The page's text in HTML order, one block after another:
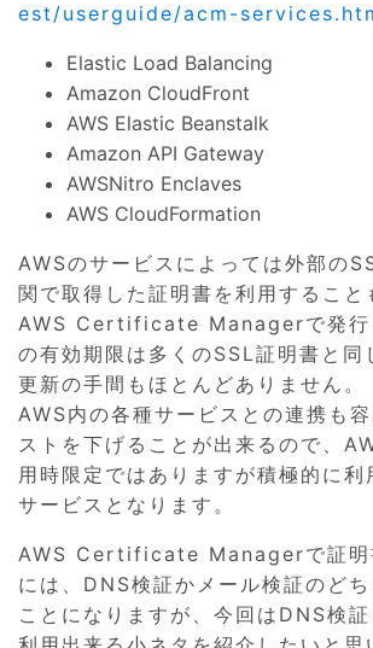
est/userguide/acm-
Elastic Load Balancing
Amazon CloudFront
AWS Elastic Beanstalk
Amazon API Gateway
AWSNitro Enclaves
AWS CloudFormation
AWSのサービスによっては外部の
関で取得した証明書を利用すること
AWS Certificate Managerで発行
の有効期限は多くのSSL証明書と同
更新の手間もほとんどありません。
AWS内の各種サービスとの連携も
ストを下げることが出来るので、
用時限定ではありますが積極的に利
サービスとなります。
AWS Certificate Managerで証明
には、DNS検証かメール検証のど
ことになりますが、今回はDNS検